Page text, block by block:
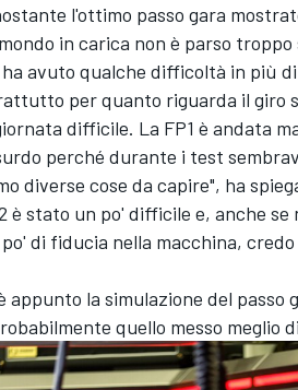
l'ottimo passo gara
in carica non è parso
ha avuto qualche difficoltà in più
per quanto riguarda il giro
difficile. La FP1 è andata
perché durante i test
diverse cose da capire", ha
è stato un po' difficile e, anche
di fiducia nella macchina,
appunto la simulazione del passo
quello messo meglio